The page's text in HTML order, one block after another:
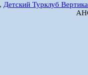
Детский Турклуб